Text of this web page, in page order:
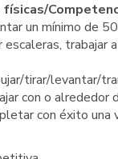
un mínimo de
escaleras,
tirar/levantar/
con o alrededor
con éxito